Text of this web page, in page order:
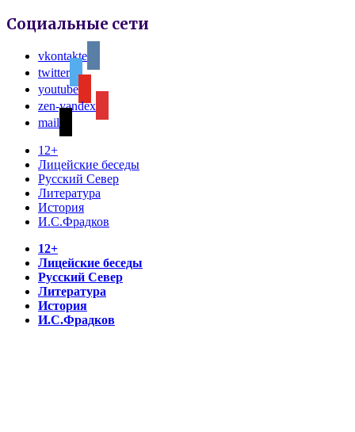
Социальные сети
vkontakte
twitter
youtube
zen-yandex
mail
12+
Лицейские беседы
Русский Север
Литература
История
И.С.Фрадков
12+
Лицейские беседы
Русский Север
Литература
История
И.С.Фрадков